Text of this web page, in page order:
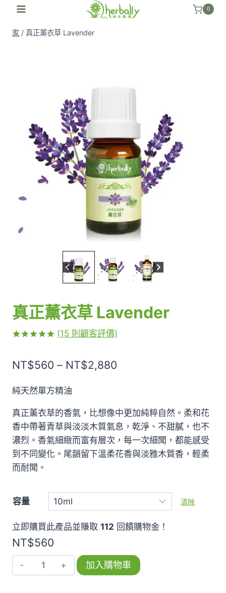
0
家 / 真正薰衣草 Lavender
真正薰衣草 Lavender
位顧客進行
(15 則顧客評價)
NT$560 – NT$2,880
圍：
NT$560
到
純天然單方精油
真正薰衣草的香氣，比想像中更加純粹自然。柔和花
香中帶著青草與淡淡木質氣息，乾淨、不甜膩，也不
濃烈。香氣細緻而富有層次，每一次細聞，都能感受
到不同變化。尾韻留下溫柔花香與淡雅木質香，輕柔
而耐聞。
容量 清除
立即購買此產品並賺取 112 回饋購物金！
NT$560
正
加入購物車